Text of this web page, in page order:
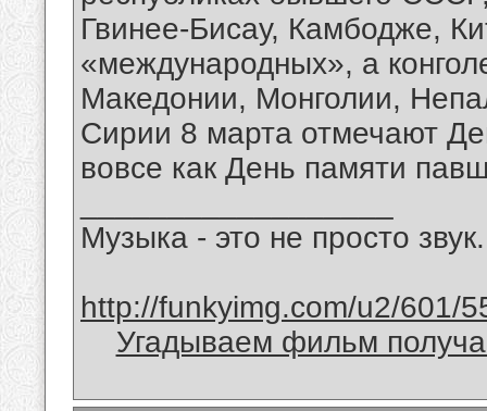
Гвинее-Бисау, Камбодже,
«международных», а
Македонии, Монголии,
Сирии 8 марта отмечают
вовсе как День памяти
Музыка - это не просто
http://funkyimg.com/u2/601/
Угадываем фильм